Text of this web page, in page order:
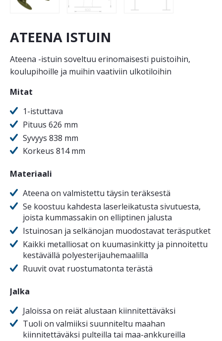
ATEENA ISTUIN
Ateena -istuin soveltuu erinomaisesti puistoihin,
koulupihoille ja muihin vaativiin ulkotiloihin
Mitat
1-istuttava
Pituus 626 mm
Syvyys 838 mm
Korkeus 814 mm
Materiaali
Ateena on valmistettu täysin teräksestä
Se koostuu kahdesta laserleikatusta sivutuesta,
joista kummassakin on elliptinen jalusta
Istuinosan ja selkänojan muodostavat teräsputket
Kaikki metalliosat on kuumasinkitty ja pinnoitettu
kestävällä polyesterijauhemaalilla
Ruuvit ovat ruostumatonta terästä
Jalka
Jaloissa on reiät alustaan kiinnitettäväksi
Tuoli on valmiiksi suunniteltu maahan
kiinnitettäväksi pulteilla tai maa-ankkureilla